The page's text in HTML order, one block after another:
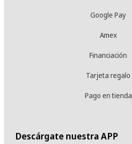
Google Pay
Amex
Financiación
Tarjeta regalo
Pago en tienda
Descárgate nuestra APP